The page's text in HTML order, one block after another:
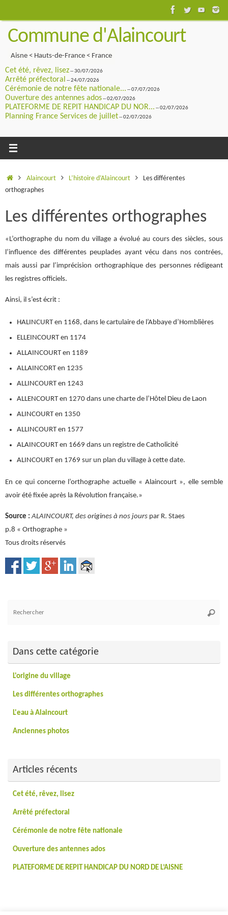
au
contenu
Commune d'Alaincourt
Aisne < Hauts-de-France < France
Cet été, rêvez, lisez-- 30/07/2026
Arrêté préfectoral -- 24/07/2026
Cérémonie de notre fête nationale... -- 07/07/2026
Ouverture des antennes ados-- 02/07/2026
PLATEFORME DE REPIT HANDICAP DU NOR... -- 02/07/2026
Planning France Services de juillet-- 02/07/2026
AccueilAlaincourt L’histoire d’Alaincourt
Les différentes
orthographes
Les différentes orthographes
«L’orthographe du nom du village a évolué au cours des siècles, sous
l’influence des différentes peuplades ayant vécu dans nos contrées,
mais aussi par l’imprécision orthographique des personnes rédigeant
les registres officiels.
Ainsi, il s’est écrit :
HALINCURT en 1168, dans le cartulaire de l’Abbaye d’Homblières
ELLEINCOURT en 1174
ALLAINCOURT en 1189
ALLAINCORT en 1235
ALLINCOURT en 1243
ALLENCOURT en 1270 dans une charte de l’Hôtel Dieu de Laon
ALINCOURT en 1350
ALLINCOURT en 1577
ALAINCOURT en 1669 dans un registre de Catholicité
ALINCOURT en 1769 sur un plan du village à cette date.
En ce qui concerne l’orthographe actuelle « Alaincourt », elle semble
avoir été fixée après la Révolution française.»
Source : ALAINCOURT, des origines à nos jours par R. Staes
p.8 « Orthographe »
Tous droits réservés
Dans cette catégorie
L'origine du village
Les différentes orthographes
L'eau à Alaincourt
Anciennes photos
Articles récents
Cet été, rêvez, lisez
Arrêté préfectoral
Cérémonie de notre fête nationale
Ouverture des antennes ados
PLATEFORME DE REPIT HANDICAP DU NORD DE L’AISNE